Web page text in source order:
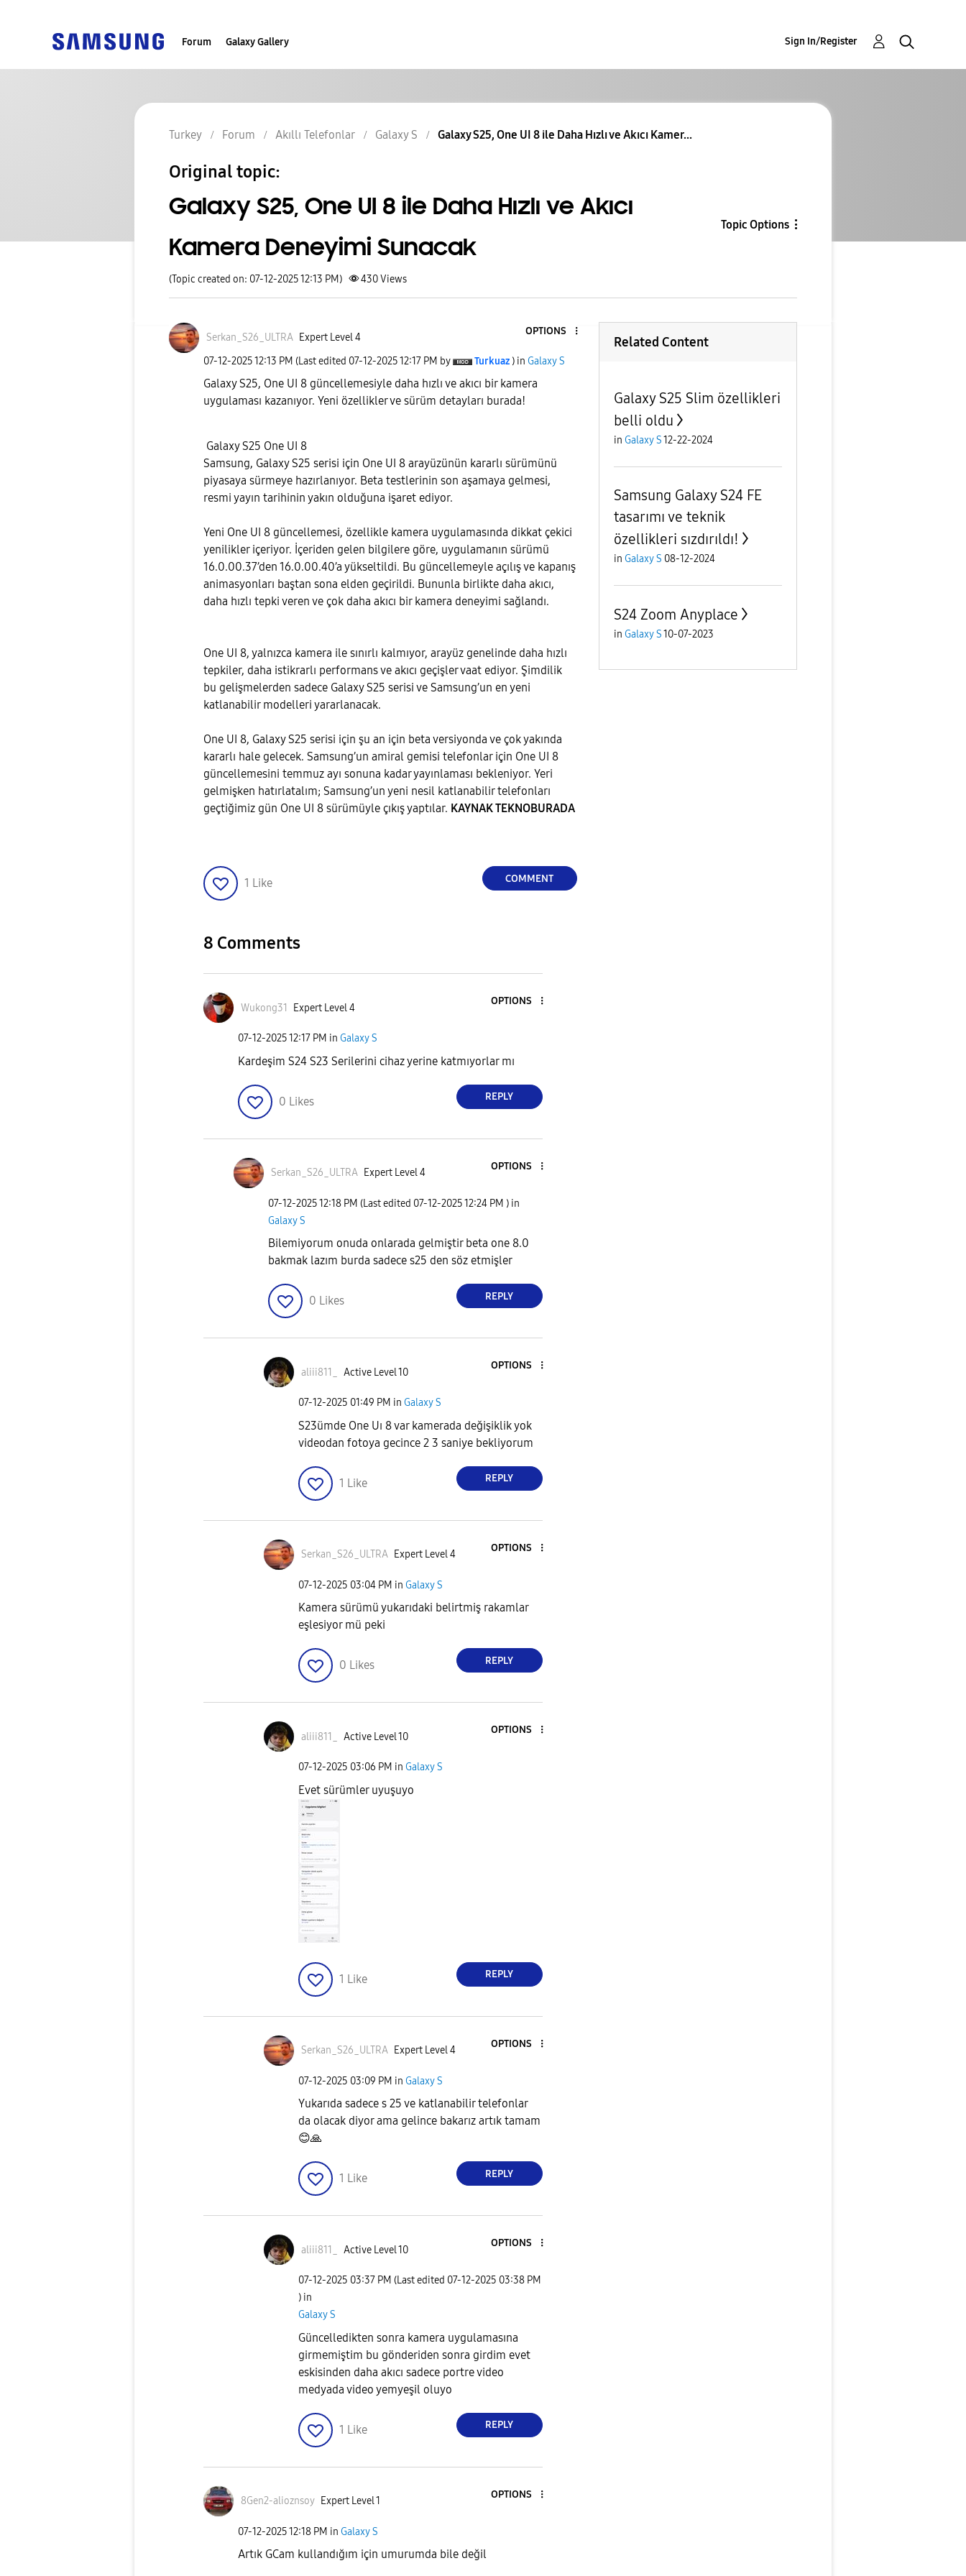
Forum Galaxy Gallery Sign In/Register
Turkey Forum Akıllı Telefonlar Galaxy S Galaxy S25, One UI 8 ile Daha Hızlı ve Akıcı Kamer...
Original topic:
Galaxy S25, One UI 8 ile Daha Hızlı ve Akıcı
Kamera Deneyimi Sunacak
Topic Options
(Topic created on: 07-12-2025 12:13 PM) 430Views
Serkan_S26_ULTRA Expert Level 4
OPTIONS
‎07-12-202512:13 PM (Last edited ‎07-12-202512:17 PM by Turkuaz ) in Galaxy S
Galaxy S25, One UI 8 güncellemesiyle daha hızlı ve akıcı bir kamera
uygulaması kazanıyor. Yeni özellikler ve sürüm detayları burada!
Galaxy S25 One UI 8
Samsung, Galaxy S25 serisi için One UI 8 arayüzünün kararlı sürümünü
piyasaya sürmeye hazırlanıyor. Beta testlerinin son aşamaya gelmesi,
resmi yayın tarihinin yakın olduğuna işaret ediyor.
Yeni One UI 8 güncellemesi, özellikle kamera uygulamasında dikkat çekici
yenilikler içeriyor. İçeriden gelen bilgilere göre, uygulamanın sürümü
16.0.00.37’den 16.0.00.40’a yükseltildi. Bu güncellemeyle açılış ve kapanış
animasyonları baştan sona elden geçirildi. Bununla birlikte daha akıcı,
daha hızlı tepki veren ve çok daha akıcı bir kamera deneyimi sağlandı.
One UI 8, yalnızca kamera ile sınırlı kalmıyor, arayüz genelinde daha hızlı
tepkiler, daha istikrarlı performans ve akıcı geçişler vaat ediyor. Şimdilik
bu gelişmelerden sadece Galaxy S25 serisi ve Samsung’un en yeni
katlanabilir modelleri yararlanacak.
One UI 8, Galaxy S25 serisi için şu an için beta versiyonda ve çok yakında
kararlı hale gelecek. Samsung’un amiral gemisi telefonlar için One UI 8
güncellemesini temmuz ayı sonuna kadar yayınlaması bekleniyor. Yeri
gelmişken hatırlatalım; Samsung’un yeni nesil katlanabilir telefonları
geçtiğimiz gün One UI 8 sürümüyle çıkış yaptılar. KAYNAK TEKNOBURADA
1 Like COMMENT
8 Comments
Wukong31 Expert Level 4
OPTIONS
‎07-12-202512:17 PM in Galaxy S
Kardeşim S24 S23 Serilerini cihaz yerine katmıyorlar mı
0 Likes REPLY
Serkan_S26_ULTRA Expert Level 4
OPTIONS
‎07-12-202512:18 PM (Last edited ‎07-12-202512:24 PM ) in
Galaxy S
Bilemiyorum onuda onlarada gelmiştir beta one 8.0
bakmak lazım burda sadece s25 den söz etmişler
0 Likes REPLY
aliii811_ Active Level 10
OPTIONS
‎07-12-2025 01:49 PM in Galaxy S
S23ümde One Uı 8 var kamerada değişiklik yok
videodan fotoya gecince 2 3 saniye bekliyorum
1 Like REPLY
Serkan_S26_ULTRA Expert Level 4
OPTIONS
‎07-12-2025 03:04 PM in Galaxy S
Kamera sürümü yukarıdaki belirtmiş rakamlar
eşlesiyor mü peki
0 Likes REPLY
aliii811_ Active Level 10
OPTIONS
‎07-12-2025 03:06 PM in Galaxy S
Evet sürümler uyuşuyo
1 Like REPLY
Serkan_S26_ULTRA Expert Level 4
OPTIONS
‎07-12-2025 03:09 PM in Galaxy S
Yukarıda sadece s 25 ve katlanabilir telefonlar
da olacak diyor ama gelince bakarız artık tamam
😊🙏
1 Like REPLY
aliii811_ Active Level 10
OPTIONS
‎07-12-2025 03:37 PM (Last edited ‎07-12-2025 03:38 PM
) in
Galaxy S
Güncelledikten sonra kamera uygulamasına
girmemiştim bu gönderiden sonra girdim evet
eskisinden daha akıcı sadece portre video
medyada video yemyeşil oluyo
1 Like REPLY
8Gen2-alioznsoy Expert Level 1
OPTIONS
‎07-12-202512:18 PM in Galaxy S
Artık GCam kullandığım için umurumda bile değil
Related Content
Galaxy S25 Slim özellikleri
belli oldu
in Galaxy S12-22-2024
Samsung Galaxy S24 FE
tasarımı ve teknik
özellikleri sızdırıldı!
in Galaxy S 08-12-2024
S24 Zoom Anyplace
in Galaxy S10-07-2023